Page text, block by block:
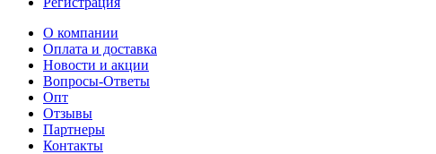
О компании
Оплата и доставка
Новости и акции
Вопросы-Ответы
Опт
Отзывы
Партнеры
Контакты